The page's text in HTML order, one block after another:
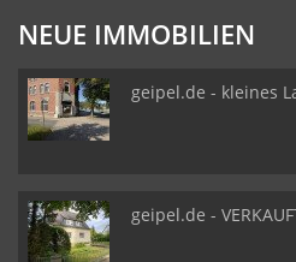
NEUE IMMOBILIEN
geipel.de - kleines
geipel.de -